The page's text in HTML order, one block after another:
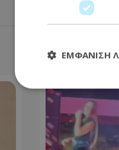
ΕΜΦΆΝΙΣΗ
Τα απολύτως
διαχείριση